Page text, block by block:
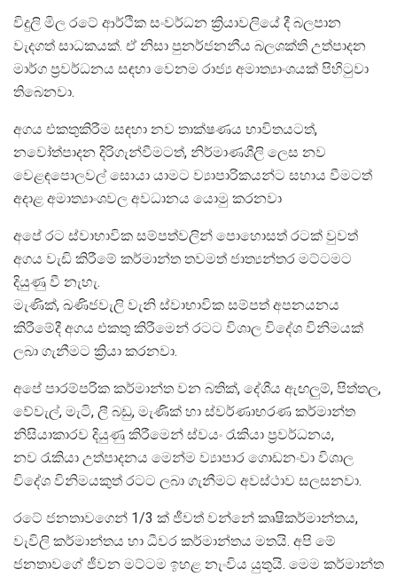
විදුලි මිල රටේ ආර්ථික සංවර්ධන ක්‍රියාවලියේ දී බලපාන
වැදගත් සාධකයක්. ඒ නිසා පුනර්ජනනීය බලශක්ති උත්පාදන
මාර්ග ප්‍රවර්ධනය සඳහා වෙනම රාජ්‍ය අමාත්‍යාංශයක් පිහිටුවා
තිබෙනවා.
අගය එකතුකිරීම සඳහා නව තාක්ෂණය භාවිතයටත්,
නවෝත්පාදන දිරිගැන්වීමටත්, නිර්මාණශීලි ලෙස නව
වෙළඳපොලවල් සොයා යාමට ව්‍යාපාරිකයන්ට සහාය වීමටත්
අදාළ අමාත්‍යාංශවල අවධානය යොමු කරනවා
අපේ රට ස්වාභාවික සම්පත්වලින් පොහොසත් රටක් වුවත්
අගය වැඩි කිරීමේ කර්මාන්ත තවමත් ජාත්‍යන්තර මට්ටමට
දියුණු වී නැහැ.
මැණික්, ඛණිජවැලි වැනි ස්වාභාවික සම්පත් අපනයනය
කිරීමේදී අගය එකතු කිරීමෙන් රටට විශාල විදේශ විනිමයක්
ලබා ගැනීමට ක්‍රියා කරනවා.
අපේ පාරම්පරික කර්මාන්ත වන බතික්, දේශීය ඇඟලුම්, පිත්තල,
වේවැල්, මැටි, ලී බඩු, මැණික් හා ස්වර්ණාභරණ කර්මාන්ත
නිසියාකාරව දියුණු කිරීමෙන් ස්වයං රැකියා ප්‍රවර්ධනය,
නව රැකියා උත්පාදනය මෙන්ම ව්‍යාපාර ගොඩනංවා විශාල
විදේශ විනිමයකුත් රටට ලබා ගැනීමට අවස්ථාව සලසනවා.
රටේ ජනතාවගෙන් 1/3 ක් ජීවත් වන්නේ කෘෂිකර්මාන්තය,
වැවිලි කර්මාන්තය හා ධීවර කර්මාන්තය මතයි. අපි මේ
ජනතාවගේ ජීවන මට්ටම ඉහළ නැංවිය යුතුයි. මෙම කර්මාන්ත